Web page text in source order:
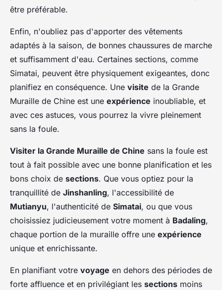
être préférable.
Enfin, n'oubliez pas d'apporter des vêtements
adaptés à la saison, de bonnes chaussures de marche
et suffisamment d'eau. Certaines sections, comme
Simatai, peuvent être physiquement exigeantes, donc
planifiez en conséquence. Une visite de la Grande
Muraille de Chine est une expérience inoubliable, et
avec ces astuces, vous pourrez la vivre pleinement
sans la foule.
Visiter la Grande Muraille de Chine sans la foule est
tout à fait possible avec une bonne planification et les
bons choix de sections. Que vous optiez pour la
tranquillité de Jinshanling, l'accessibilité de
Mutianyu, l'authenticité de Simatai, ou que vous
choisissiez judicieusement votre moment à Badaling,
chaque portion de la muraille offre une expérience
unique et enrichissante.
En planifiant votre voyage en dehors des périodes de
forte affluence et en privilégiant les sections moins